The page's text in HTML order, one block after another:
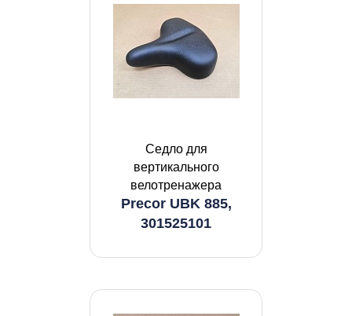
Седло для
вертикального
велотренажера
Precor UBK 885,
301525101